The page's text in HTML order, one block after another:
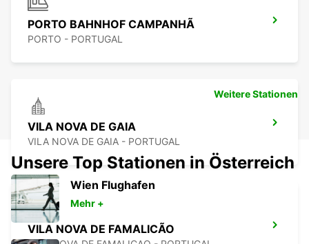
PORTO BAHNHOF CAMPANHÃ
PORTO - PORTUGAL
VILA NOVA DE GAIA
VILA NOVA DE GAIA - PORTUGAL
VILA NOVA DE FAMALICÃO
Weitere Stationen
Unsere Top Stationen in Österreich
Wien Flughafen
Mehr +